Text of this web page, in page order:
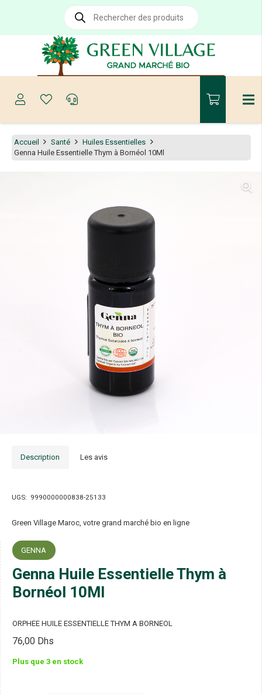
Recherche
produits
Accueil Santé
Huiles Essentielles
Genna Huile Essentielle Thym à Bornéol 10Ml
Description Les avis
UGS: 9990000000838-25133
Green Village Maroc, votre grand marché bio en ligne
GENNA
Genna Huile Essentielle Thym à
Bornéol 10Ml
ORPHEE HUILE ESSENTIELLE THYM A BORNEOL
76,00 Dhs
Plus que 3 en stock